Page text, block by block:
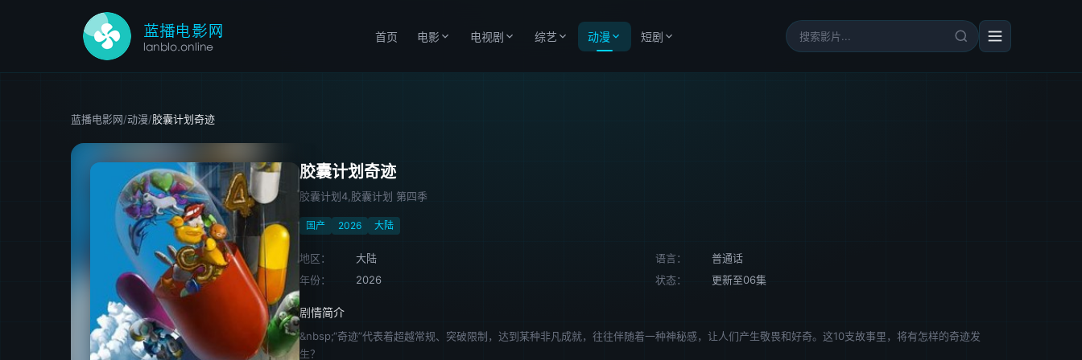
首页 电影 电视剧 综艺 动漫 短剧
蓝播电影网/动漫/胶囊计划奇迹
胶囊计划奇迹
胶囊计划4,胶囊计划 第四季
国产 2026 大陆
地区： 大陆 语言：
普通话
年份：
2026 状态： 更新至06集
剧情简介
&nbsp;“奇迹”代表着超越常规、突破限制，达到某种非凡成就，往往伴随着一种神秘感，让人们产生敬畏和好奇。这10支故事里，将有怎样的奇迹发
生？